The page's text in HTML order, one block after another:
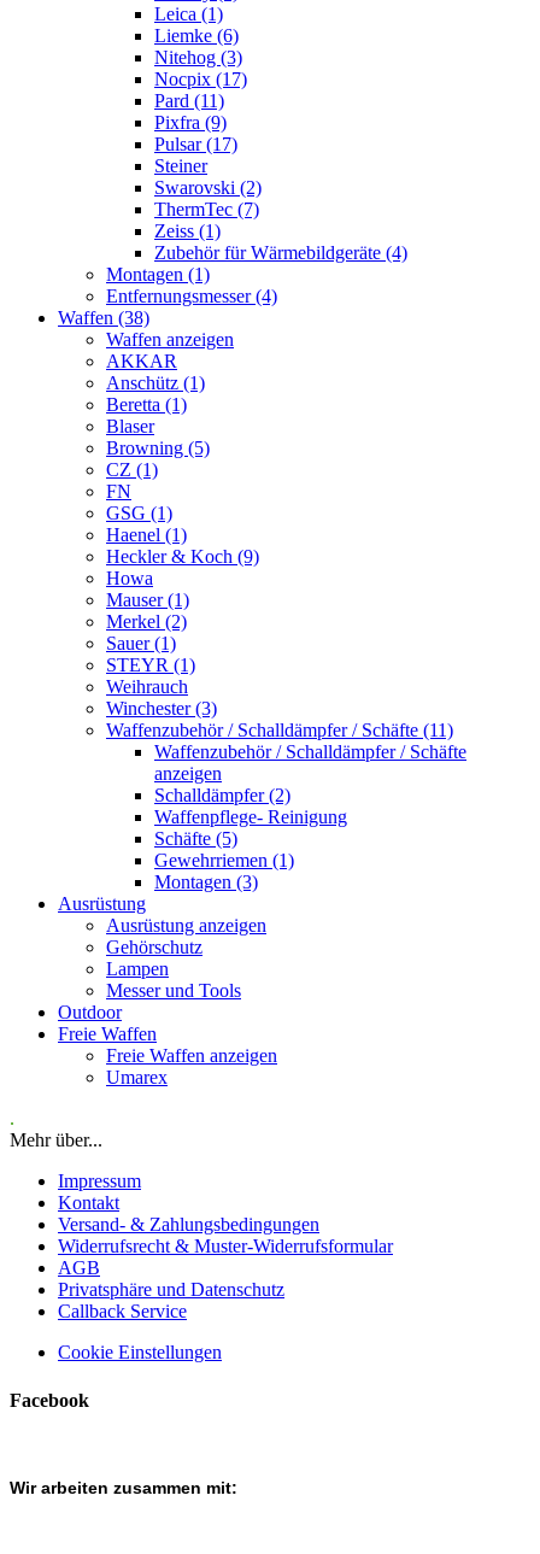
Leica (1)
Liemke (6)
Nitehog (3)
Nocpix (17)
Pard (11)
Pixfra (9)
Pulsar (17)
Steiner
Swarovski (2)
ThermTec (7)
Zeiss (1)
Zubehör für Wärmebildgeräte (4)
Montagen (1)
Entfernungsmesser (4)
Waffen (38)
Waffen anzeigen
AKKAR
Anschütz (1)
Beretta (1)
Blaser
Browning (5)
CZ (1)
FN
GSG (1)
Haenel (1)
Heckler & Koch (9)
Howa
Mauser (1)
Merkel (2)
Sauer (1)
STEYR (1)
Weihrauch
Winchester (3)
Waffenzubehör / Schalldämpfer / Schäfte (11)
Waffenzubehör / Schalldämpfer / Schäfte
anzeigen
Schalldämpfer (2)
Waffenpflege- Reinigung
Schäfte (5)
Gewehrriemen (1)
Montagen (3)
Ausrüstung
Ausrüstung anzeigen
Gehörschutz
Lampen
Messer und Tools
Outdoor
Freie Waffen
Freie Waffen anzeigen
Umarex
.
Mehr über...
Impressum
Kontakt
Versand- & Zahlungsbedingungen
Widerrufsrecht & Muster-Widerrufsformular
AGB
Privatsphäre und Datenschutz
Callback Service
Cookie Einstellungen
Facebook
Wir arbeiten zusammen mit: